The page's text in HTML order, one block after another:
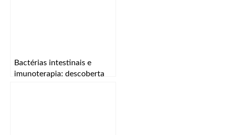
Bactérias intestinais e
imunoterapia: descoberta